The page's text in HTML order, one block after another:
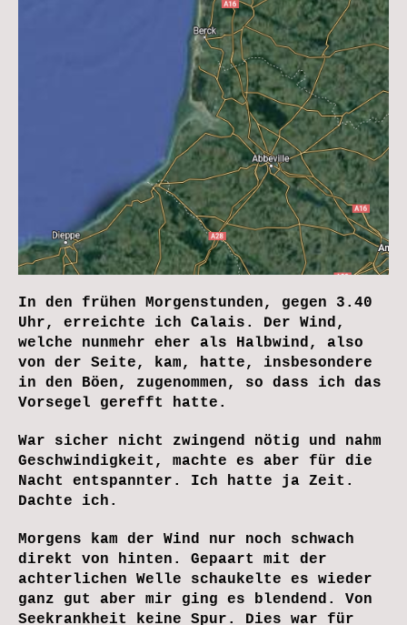
In den frühen Morgenstunden, gegen 3.40
Uhr, erreichte ich Calais. Der Wind,
welche nunmehr eher als Halbwind, also
von der Seite, kam, hatte, insbesondere
in den Böen, zugenommen, so dass ich das
Vorsegel gerefft hatte.
War sicher nicht zwingend nötig und nahm
Geschwindigkeit, machte es aber für die
Nacht entspannter. Ich hatte ja Zeit.
Dachte ich.
Morgens kam der Wind nur noch schwach
direkt von hinten. Gepaart mit der
achterlichen Welle schaukelte es wieder
ganz gut aber mir ging es blendend. Von
Seekrankheit keine Spur. Dies war für